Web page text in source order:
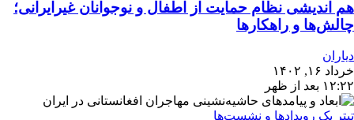
هم اندیشی نظام حمایت از اطفال و نوجوانان غیرایرانی؛
چالش‌ها و راهکارها
دیاران
خرداد ۱۶, ۱۴۰۲
۱۲:۲۲ بعد از ظهر
تیتر یک رویدادها و نشست‌ها